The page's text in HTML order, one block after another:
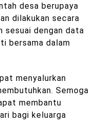
desa berupaya
dilakukan secara
sesuai dengan data
bersama dalam
menyalurkan
Semoga
membantu
bagi keluarga